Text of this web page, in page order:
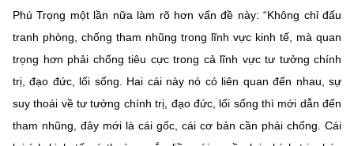
Phú Trọng một lần nữa làm rõ hơn vấn đề này: “Không chỉ đấu
tranh phòng, chống tham nhũng trong lĩnh vực kinh tế, mà quan
trọng hơn phải chống tiêu cực trong cả lĩnh vực tư tưởng chính
trị, đạo đức, lối sống. Hai cái này nó có liên quan đến nhau, sự
suy thoái về tư tưởng chính trị, đạo đức, lối sống thì mới dẫn đến
tham nhũng, đây mới là cái gốc, cái cơ bản cần phải chống. Cái